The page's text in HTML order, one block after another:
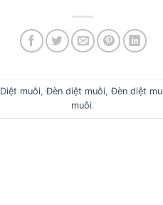
Diệt muỗi,Đèn diệt muỗi,Đèn diệt
muỗi.